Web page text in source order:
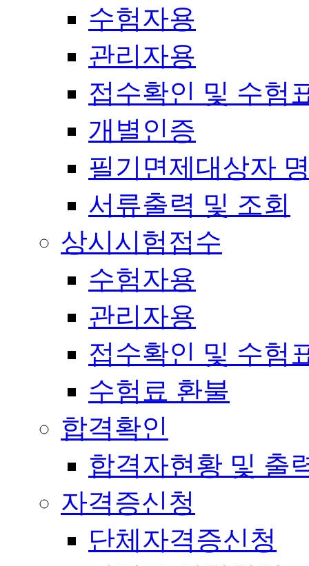
수험자용
관리자용
접수확인 및 수험
개별인증
필기면제대상자
서류출력 및 조회
상시시험접수
수험자용
관리자용
접수확인 및 수험
수험료 환불
합격확인
합격자현황 및 출
자격증신청
단체자격증신청